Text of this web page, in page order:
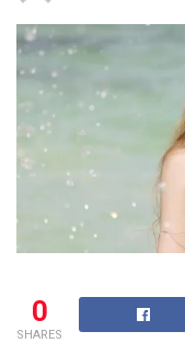
0
SHARES